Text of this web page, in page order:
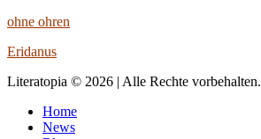
ohne ohren
Eridanus
Literatopia © 2026 | Alle Rechte vorbehalten.
Home
News